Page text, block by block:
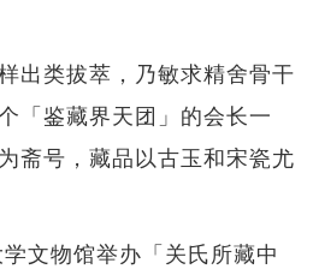
出类拔萃，乃敏求精舍骨干
「鉴藏界天团」的会长一
斋号，藏品以古玉和宋瓷尤
文物馆举办「关氏所藏中